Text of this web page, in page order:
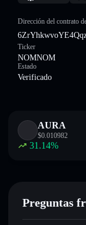
Dirección del contrato
Ticker
NOMNOM
Estado
Verificado
AURA
$0.010982
31.14%
Preguntas